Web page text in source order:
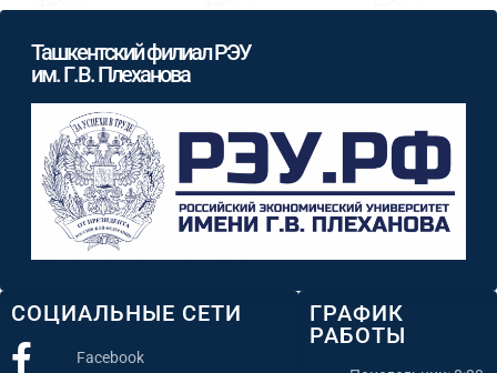
ГРАФИК
РАБОТЫ
СОЦИАЛЬНЫЕ СЕТИ
Facebook
Ташкентский филиал РЭУ
им. Г.В. Плеханова